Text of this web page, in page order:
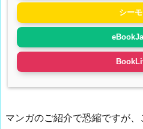
シー
マンガのご紹介で恐縮ですが